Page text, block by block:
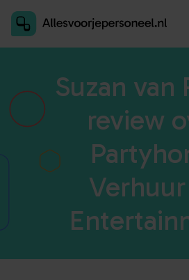
Suzan van
review